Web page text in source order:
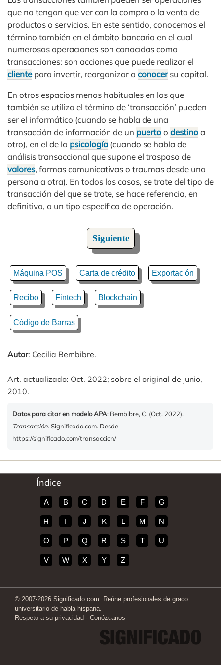
que no tengan que ver con la compra o la venta de
productos o servicios. En este sentido, conocemos el
término también en el ámbito bancario en el cual
numerosas operaciones son conocidas como
transacciones: son acciones que puede realizar el
clientepara invertir, reorganizar o conocersu capital.
En otros espacios menos habituales en los que
también se utiliza el término de ‘transacción’ pueden
ser el informático (cuando se habla de una
transacción de información de un puertoo destinoa
otro), en el de la psicología (cuando se habla de
análisis transaccional que supone el traspaso de
valores, formas comunicativas o traumas desde una
persona a otra). En todos los casos, se trate del tipo de
transacción del que se trate, se hace referencia, en
definitiva, a un tipo específico de operación.
Siguiente
Máquina POS Carta de crédito Exportación
Recibo Fintech Blockchain
Código de Barras
Autor: Cecilia Bembibre.
Art. actualizado: Oct. 2022; sobre el original de junio,
2010.
Datos para citar en modelo APA: Bembibre, C. (Oct. 2022).
Transacción. Significado.com. Desde
https://significado.com/transaccion/
Índice
A B C D E F G
H I J K L M N
O P Q R S T U
V W X Y Z
© 2007-2026 Significado.com. Reúne profesionales de grado
universitario de habla hispana.
Respeto a su privacidad - Conózcanos